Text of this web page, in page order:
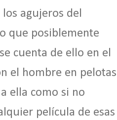
agujeros del
que posiblemente
cuenta de ello en el
el hombre en pelotas
ella como si no
película de esas